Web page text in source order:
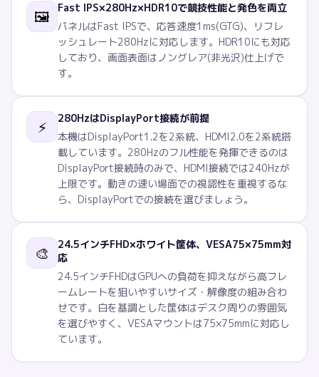
🖼️
Fast IPS×280Hz×HDR10で競技性能と発色を両立
パネルはFast IPSで、応答速度1ms(GTG)、リフレ
ッシュレート280Hzに対応します。HDR10にも対応
しており、画面表面はノングレア(非光沢)仕上げで
す。
⚡
280HzはDisplayPort接続が前提
本機はDisplayPort1.2を2系統、HDMI2.0を2系統搭
載しています。280Hzのフル性能を発揮できるのは
DisplayPort接続時のみで、HDMI接続では240Hzが
上限です。動きの速い場面での視認性を重視するな
ら、DisplayPortでの接続を選びましょう。
🎨
24.5インチFHD×ホワイト筐体、VESA75×75mm対
応
24.5インチFHDはGPUへの負荷を抑えながら高フレ
ームレートを狙いやすいサイズ・解像度の組み合わ
せです。白を基調とした筐体はデスク周りの雰囲気
を選びやすく、VESAマウントは75×75mmに対応し
ています。